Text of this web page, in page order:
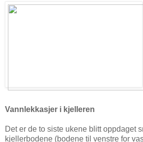
Vannlekkasjer i kjelleren
Det er de to siste ukene blitt oppdaget
kjellerbodene (bodene til venstre for